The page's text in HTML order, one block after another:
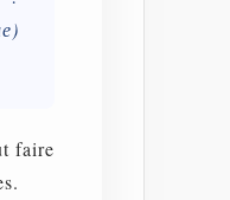
faire